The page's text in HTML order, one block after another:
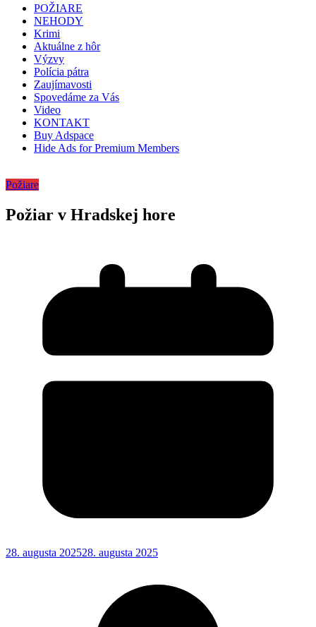
POŽIARE
NEHODY
Krimi
Aktuálne z hôr
Výzvy
Polícia pátra
Zaujímavosti
Spovedáme za Vás
Video
KONTAKT
Buy Adspace
Hide Ads for Premium Members
Požiare
Požiar v Hradskej hore
28. augusta 202528. augusta 2025